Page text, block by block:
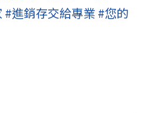
#進銷存交給專業 #您的